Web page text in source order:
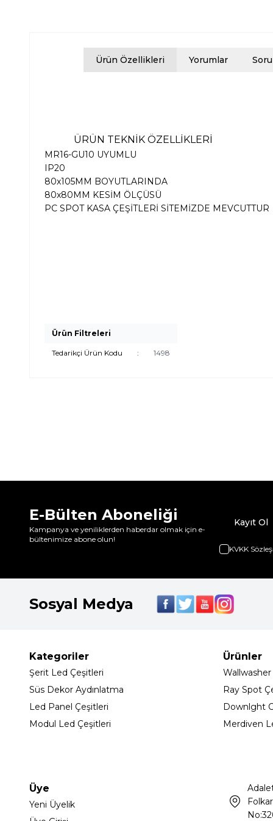
Ürün Özellikleri Yorumlar
ÜRÜN TEKNİK ÖZELLİKLERİ
MR16-GU10 UYUMLU
IP20
80x105MM BOYUTLARINDA
80x80MM KESİM ÖLÇÜSÜ
PC SPOT KASA ÇEŞİTLERİ SİTEMİZDE MEVCUTTUR
Ürün Filtreleri
Tedarikçi Ürün Kodu : 1498
E-Bülten Aboneliği
Kampanya ve yeniliklerden haberdar olmak için e-
bültenimize abone olun!
Kayıt Ol
KVKK
Sosyal Medya
Kategoriler
Şerit Led Çeşitleri
Süs Dekor Aydınlatma
Led Panel Çeşitleri
Modul Led Çeşitleri
Ürünler
Ray Spot
Downlght
Merdiven
Üye
Yeni Üyelik